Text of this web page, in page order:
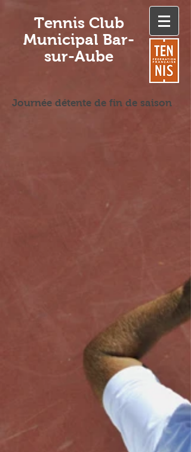
Tennis Club
Municipal Bar-
sur-Aube
Journée détente de fin de saison